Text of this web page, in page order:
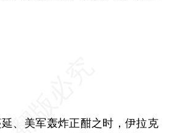
美军轰炸正酣之时，伊拉克